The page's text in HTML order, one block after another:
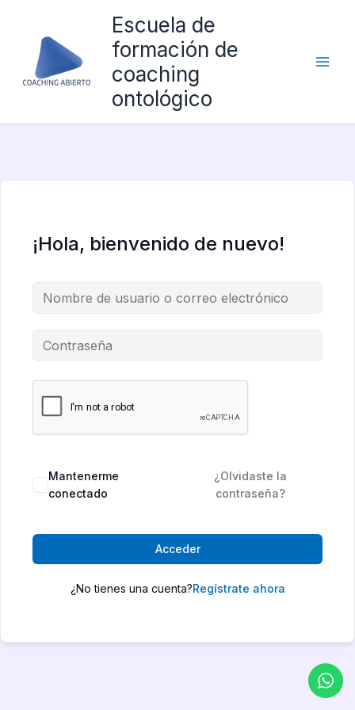
contenido
Escuela de
formación de
coaching
ontológico
¡Hola, bienvenido de nuevo!
Mantenerme
conectado
¿Olvidaste la
contraseña?
Acceder
¿No tienes una cuenta?Regístrate ahora